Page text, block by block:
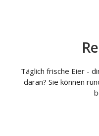
Täglich frische Eier -
daran? Sie können